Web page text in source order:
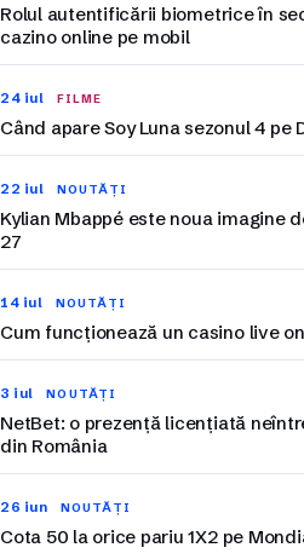
Rolul autentificării biometrice în
cazino online pe mobil
24 iul FILME
Când apare Soy Luna sezonul 4 pe
22 iul NOUTĂȚI
Kylian Mbappé este noua imagine
27
14 iul NOUTĂȚI
Cum funcționează un casino live
3 iul NOUTĂȚI
NetBet: o prezență licențiată
din România
26 iun NOUTĂȚI
Cota 50 la orice pariu 1X2 pe